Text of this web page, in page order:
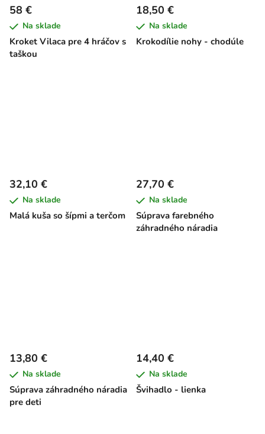
Kroket Vilaca pre 4 hráčov s
taškou
58 €
Na sklade
Krokodílie nohy - chodúle
18,50 €
Na sklade
Malá kuša so šípmi a terčom
32,10 €
Na sklade
Súprava farebného
záhradného náradia
27,70 €
Na sklade
Súprava záhradného náradia
pre deti
13,80 €
Na sklade
Švihadlo - lienka
14,40 €
Na sklade